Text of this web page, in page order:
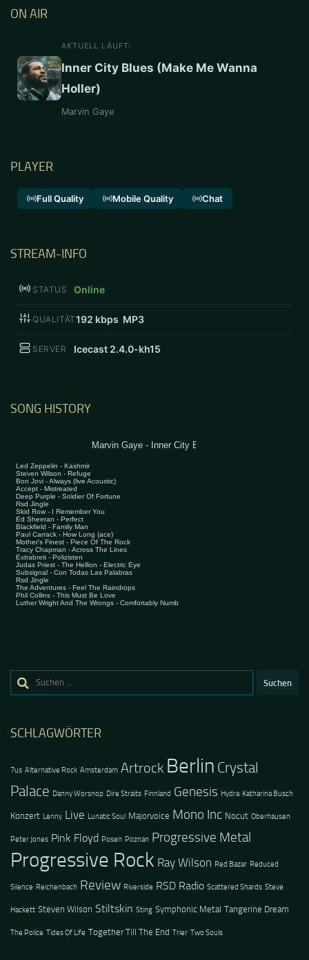
ON AIR
AKTUELL LÄUFT:
Inner City Blues (Make Me Wanna
Holler)
Marvin Gaye
PLAYER
Full Quality Mobile Quality Chat
STREAM-INFO
STATUS Online
QUALITÄT192 kbps MP3
SERVER Icecast 2.4.0-kh15
SONG HISTORY
Suchen
SCHLAGWÖRTER
7us Alternative Rock Amsterdam Artrock Berlin Crystal
Palace Danny Worsnop Dire Straits Finnland Genesis Hydra Katharina Busch
Konzert Lenny Live Lunatic Soul Majorvoice Mono Inc Nocut Oberhausen
Peter Jones Pink Floyd Posen Poznan Progressive Metal
Progressive Rock Ray Wilson Red Bazar Reduced
Silence Reichenbach Review Riverside RSD Radio Scattered Shards Steve
Hackett Steven Wilson Stiltskin Sting Symphonic Metal Tangerine Dream
The Police Tides Of Life Together Till The End Trier Two Souls